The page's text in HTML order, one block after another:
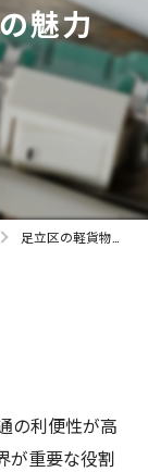
魅力
足立区の軽貨物業界の魅力
の利便性が高
が重要な役割